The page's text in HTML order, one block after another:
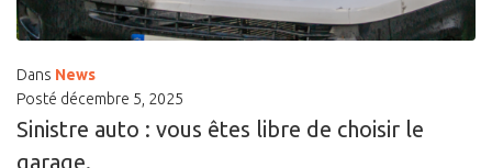
Dans News
Posté décembre 5, 2025
Sinistre auto : vous êtes libre de choisir le
garage.